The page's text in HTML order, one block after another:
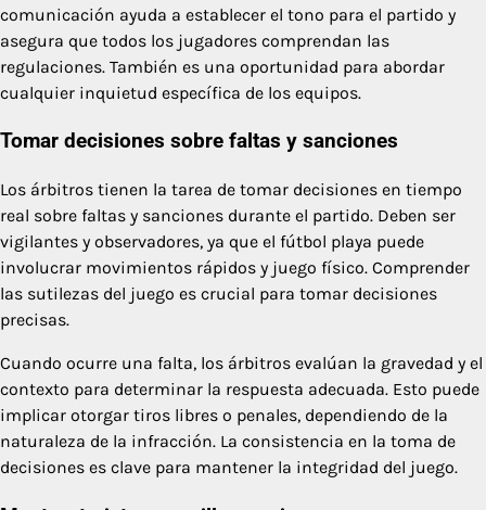
comunicación ayuda a establecer el tono para el partido y
asegura que todos los jugadores comprendan las
regulaciones. También es una oportunidad para abordar
cualquier inquietud específica de los equipos.
Tomar decisiones sobre faltas y sanciones
Los árbitros tienen la tarea de tomar decisiones en tiempo
real sobre faltas y sanciones durante el partido. Deben ser
vigilantes y observadores, ya que el fútbol playa puede
involucrar movimientos rápidos y juego físico. Comprender
las sutilezas del juego es crucial para tomar decisiones
precisas.
Cuando ocurre una falta, los árbitros evalúan la gravedad y el
contexto para determinar la respuesta adecuada. Esto puede
implicar otorgar tiros libres o penales, dependiendo de la
naturaleza de la infracción. La consistencia en la toma de
decisiones es clave para mantener la integridad del juego.